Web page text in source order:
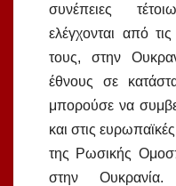
συνέπειες
ελέγχονται από
τους, στην
έθνους σε
μπορούσε να
και στις
της Ρωσικής
στην